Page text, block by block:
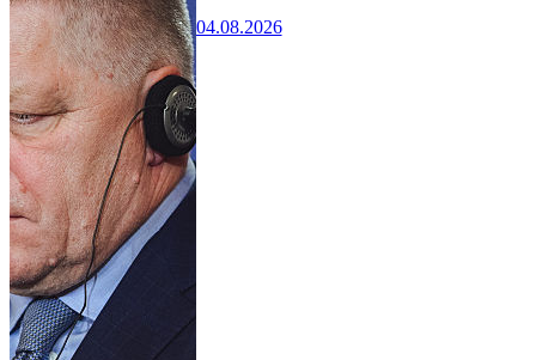
04.08.2026